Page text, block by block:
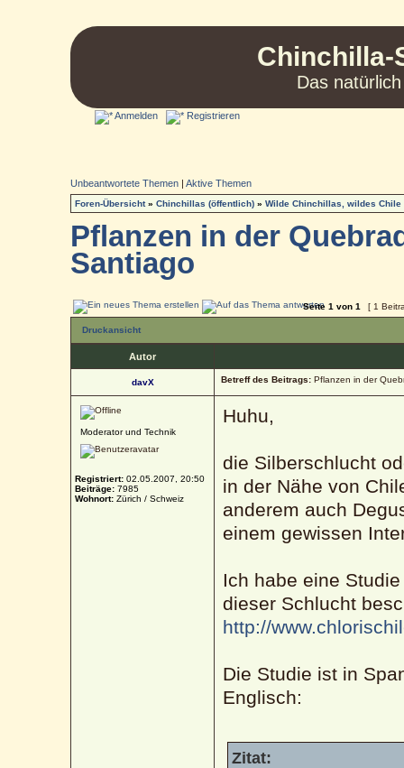
Chinchilla-
Das
Anmelden Registrieren
Unbeantwortete Themen |Aktive Themen
Foren-Übersicht»Chinchillas (öffentlich) »Wilde Chinchillas, wildes Chile
Pflanzen in der
Santiago
Seite1 von1 [ 1
Druckansicht
Autor
davX Betreff des Beitrags: Pflanzen in der
Moderator und Technik
Registriert: 02.05.2007, 20:50
Beiträge: 7985
Wohnort: Zürich / Schweiz
Huhu,
die Silberschlucht
in der Nähe von
anderem auch
einem gewissen
Ich habe eine
dieser Schlucht
http://
Die Studie ist in
Englisch:
Zitat: